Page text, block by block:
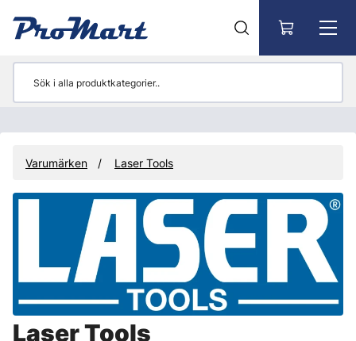
Varumärken Laser Tools
Laser Tools